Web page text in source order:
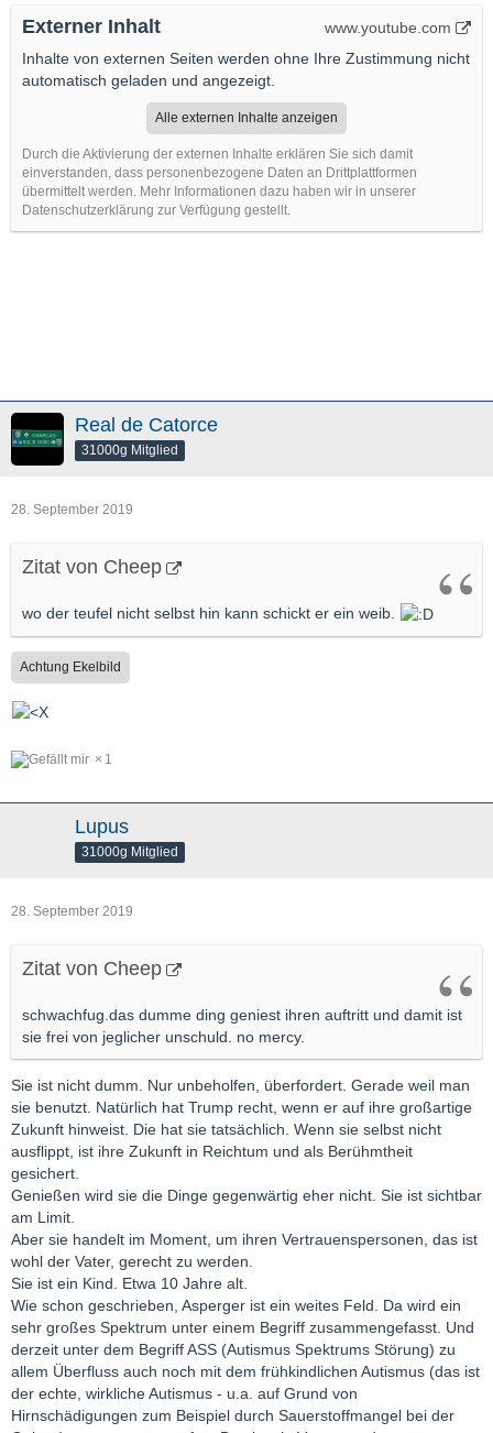
Externer Inhalt
www.youtube.com
Inhalte von externen Seiten werden ohne Ihre Zustimmung nicht
automatisch geladen und angezeigt.
Alle externen Inhalte anzeigen
Durch die Aktivierung der externen Inhalte erklären Sie sich damit
einverstanden, dass personenbezogene Daten an Drittplattformen
übermittelt werden. Mehr Informationen dazu haben wir in unserer
Datenschutzerklärung zur Verfügung gestellt.
Real de Catorce
31000g Mitglied
28. September 2019
Zitat von Cheep
wo der teufel nicht selbst hin kann schickt er ein weib.
Achtung Ekelbild
1
Lupus
31000g Mitglied
28. September 2019
Zitat von Cheep
schwachfug.das dumme ding geniest ihren auftritt und damit ist
sie frei von jeglicher unschuld. no mercy.
Sie ist nicht dumm. Nur unbeholfen, überfordert. Gerade weil man
sie benutzt. Natürlich hat Trump recht, wenn er auf ihre großartige
Zukunft hinweist. Die hat sie tatsächlich. Wenn sie selbst nicht
ausflippt, ist ihre Zukunft in Reichtum und als Berühmtheit
gesichert.
Genießen wird sie die Dinge gegenwärtig eher nicht. Sie ist sichtbar
am Limit.
Aber sie handelt im Moment, um ihren Vertrauenspersonen, das ist
wohl der Vater, gerecht zu werden.
Sie ist ein Kind. Etwa 10 Jahre alt.
Wie schon geschrieben, Asperger ist ein weites Feld. Da wird ein
sehr großes Spektrum unter einem Begriff zusammengefasst. Und
derzeit unter dem Begriff ASS (Autismus Spektrums Störung) zu
allem Überfluss auch noch mit dem frühkindlichen Autismus (das ist
der echte, wirkliche Autismus - u.a. auf Grund von
Hirnschädigungen zum Beispiel durch Sauerstoffmangel bei der